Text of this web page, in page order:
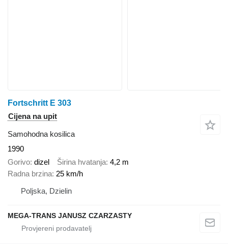
Fortschritt E 303
Cijena na upit
Samohodna kosilica
1990
Gorivo dizel Širina hvatanja 4,2 m
Radna brzina 25 km/h
Poljska, Dzielin
MEGA-TRANS JANUSZ CZARZASTY